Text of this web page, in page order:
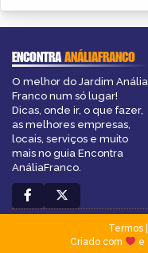
ENCONTRAANÁLIAFRANCO
O melhor do Jardim Anália
Franco num só lugar!
Dicas, onde ir, o que fazer,
as melhores empresas,
locais, serviços e muito
mais no guia Encontra
AnáliaFranco.
Termos|
Criado com
e